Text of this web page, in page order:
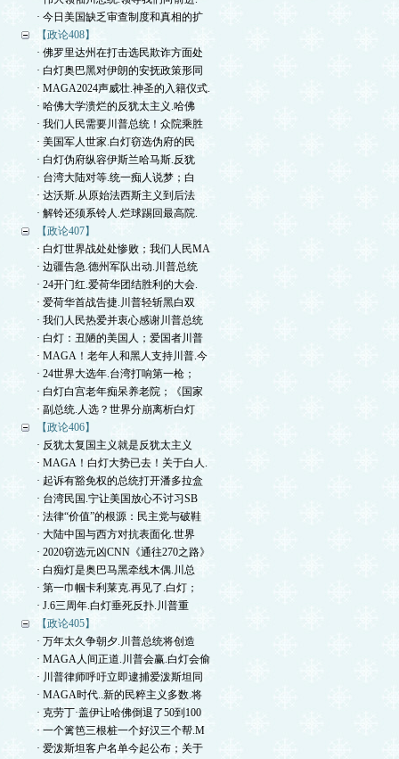
· 今日美国缺乏审查制度和真相的扩
【政论408】
· 佛罗里达州在打击选民欺诈方面处
· 白灯奥巴黑对伊朗的安抚政策形同
· MAGA2024声威壮.神圣的入籍仪式.
· 哈佛大学溃烂的反犹太主义.哈佛
· 我们人民需要川普总统！众院乘胜
· 美国军人世家.白灯窃选伪府的民
· 白灯伪府纵容伊斯兰哈马斯.反犹
· 台湾大陆对等.统一痴人说梦；白
· 达沃斯.从原始法西斯主义到后法
· 解铃还须系铃人.烂球踢回最高院.
【政论407】
· 白灯世界战处处惨败；我们人民MA
· 边疆告急.德州军队出动.川普总统
· 24开门红.爱荷华团结胜利的大会.
· 爱荷华首战告捷.川普轻斩黑白双
· 我们人民热爱并衷心感谢川普总统
· 白灯：丑陋的美国人；爱国者川普
· MAGA！老年人和黑人支持川普.今
· 24世界大选年.台湾打响第一枪；
· 白灯白宫老年痴呆养老院；《国家
· 副总统.人选？世界分崩离析白灯
【政论406】
· 反犹太复国主义就是反犹太主义
· MAGA！白灯大势已去！关于白人.
· 起诉有豁免权的总统打开潘多拉盒
· 台湾民国.宁让美国放心不讨习SB
· 法律“价值”的根源：民主党与破鞋
· 大陆中国与西方对抗表面化.世界
· 2020窃选元凶CNN《通往270之路》
· 白痴灯是奥巴马黑牵线木偶.川总
· 第一巾帼卡利莱克.再见了.白灯；
· J.6三周年.白灯垂死反扑.川普重
【政论405】
· 万年太久争朝夕.川普总统将创造
· MAGA人间正道.川普会赢.白灯会偷
· 川普律师呼吁立即逮捕爱泼斯坦同
· MAGA时代..新的民粹主义多数.将
· 克劳丁·盖伊让哈佛倒退了50到100
· 一个篱笆三根桩一个好汉三个帮.M
· 爱泼斯坦客户名单今起公布；关于